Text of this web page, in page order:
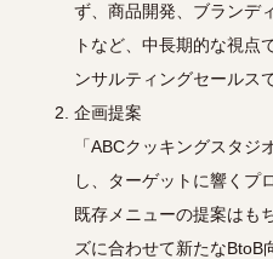
ず、商品開発、ブランデ
トなど、中長期的な視点
ンサルティングセールス
企画提案
「ABCクッキングスタジ
し、ターゲットに響くプ
既存メニューの提案はも
ズに合わせて新たなBtoB